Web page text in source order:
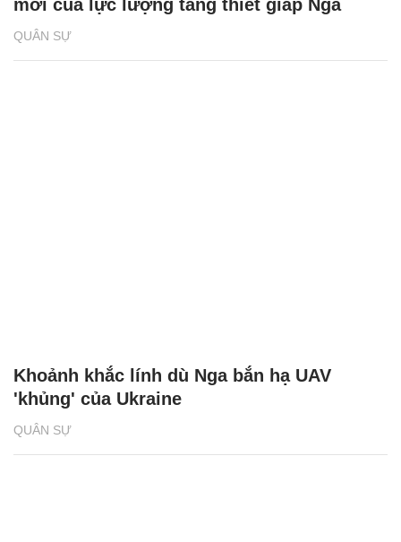
QUÂN SỰ
mới của lực lượng tăng thiết giáp Nga
QUÂN SỰ
Khoảnh khắc lính dù Nga bắn hạ UAV
'khủng' của Ukraine